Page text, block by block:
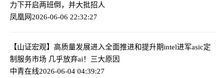
力下开启两班倒，并大批招人
凤凰网2026-06-06 22:32:27
【山证宏观】高质量发展进入全面推进和提升期intel进军asic定
制服务市场 几乎放弃ai！三大原因
中青在线2026-06-04 04:39:27